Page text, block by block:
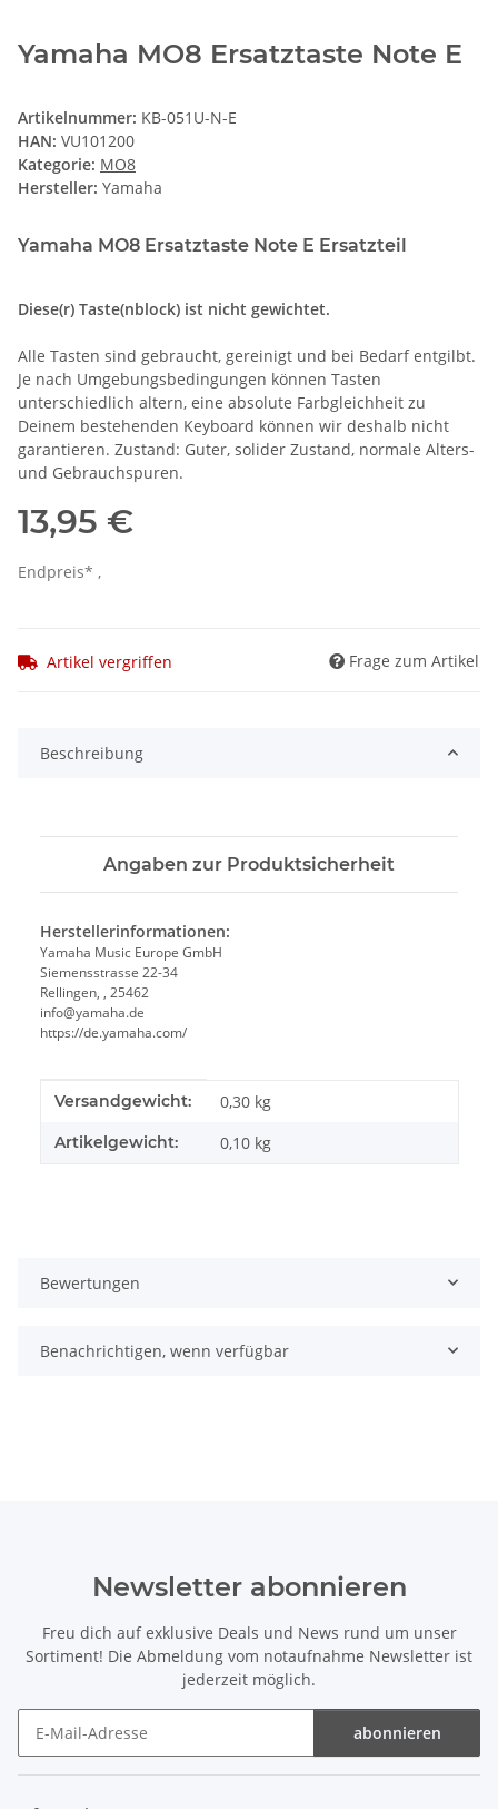
Yamaha MO8 Ersatztaste Note E
Artikelnummer: KB-051U-N-E
HAN: VU101200
Kategorie: MO8
Hersteller: Yamaha
Yamaha MO8 Ersatztaste Note E Ersatzteil
Diese(r) Taste(nblock) ist nicht gewichtet.
Alle Tasten sind gebraucht, gereinigt und bei Bedarf entgilbt.
Je nach Umgebungsbedingungen können Tasten
unterschiedlich altern, eine absolute Farbgleichheit zu
Deinem bestehenden Keyboard können wir deshalb nicht
garantieren. Zustand: Guter, solider Zustand, normale Alters-
und Gebrauchspuren.
13,95 €
Endpreis* ,
Artikel vergriffen Frage zum Artikel
Beschreibung
Angaben zur Produktsicherheit
Herstellerinformationen:
Yamaha Music Europe GmbH
Siemensstrasse 22-34
Rellingen, , 25462
info@yamaha.de
https://de.yamaha.com/
Produkteigenschaft
Wert
Versandgewicht: 0,30 kg
Artikelgewicht: 0,10 kg
Bewertungen
Benachrichtigen, wenn verfügbar
Newsletter abonnieren
Freu dich auf exklusive Deals und News rund um unser
Sortiment! Die Abmeldung vom notaufnahme Newsletter ist
jederzeit möglich.
abonnieren